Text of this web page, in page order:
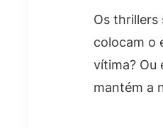
Os thrillers
colocam o
vítima? Ou
mantém a